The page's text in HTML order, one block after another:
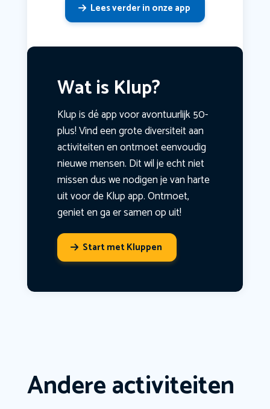
Lees verder in onze app
Wat is Klup?
Klup is dé app voor avontuurlijk 50-
plus! Vind een grote diversiteit aan
activiteiten en ontmoet eenvoudig
nieuwe mensen. Dit wil je echt niet
missen dus we nodigen je van harte
uit voor de Klup app. Ontmoet,
geniet en ga er samen op uit!
Start met Kluppen
Andere activiteiten